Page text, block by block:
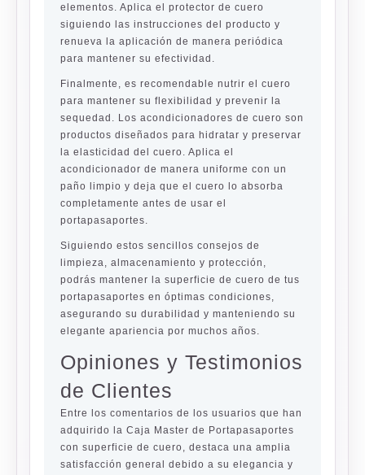
elementos. Aplica el protector de cuero
siguiendo las instrucciones del producto y
renueva la aplicación de manera periódica
para mantener su efectividad.
Finalmente, es recomendable nutrir el cuero
para mantener su flexibilidad y prevenir la
sequedad. Los acondicionadores de cuero son
productos diseñados para hidratar y preservar
la elasticidad del cuero. Aplica el
acondicionador de manera uniforme con un
paño limpio y deja que el cuero lo absorba
completamente antes de usar el
portapasaportes.
Siguiendo estos sencillos consejos de
limpieza, almacenamiento y protección,
podrás mantener la superficie de cuero de tus
portapasaportes en óptimas condiciones,
asegurando su durabilidad y manteniendo su
elegante apariencia por muchos años.
Opiniones y Testimonios
de Clientes
Entre los comentarios de los usuarios que han
adquirido la Caja Master de Portapasaportes
con superficie de cuero, destaca una amplia
satisfacción general debido a su elegancia y